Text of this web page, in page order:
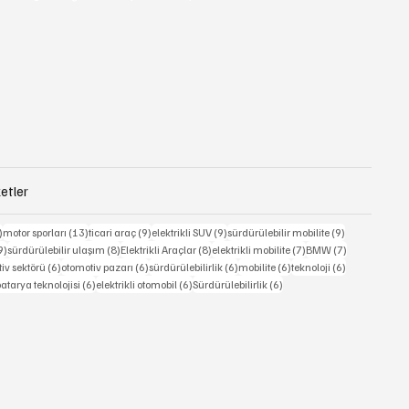
15 yazı
motor sporları (13)13 yazı
ticari araç (9)9 yazı
elektrikli SUV (9)9 yazı
sürdürülebilir mobilite (9)9 yazı
9 yazı
sürdürülebilir ulaşım (8)8 yazı
Elektrikli Araçlar (8)8 yazı
elektrikli mobilite (7)7 yazı
BMW (7)7 yazı
sektörü (6)6 yazı
otomotiv pazarı (6)6 yazı
sürdürülebilirlik (6)6 yazı
mobilite (6)6 yazı
teknoloji (6)6 yazı
yazı teknolojisi (6)6 yazı
elektrikli otomobil (6)6 yazı
Sürdürülebilirlik (6)6 yazı